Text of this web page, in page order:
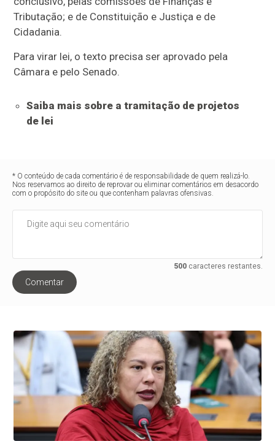
Tributação; e de Constituição e Justiça e de
Cidadania.
Para virar lei, o texto precisa ser aprovado pela
Câmara e pelo Senado.
Saiba mais sobre a tramitação de projetos
de lei
* O conteúdo de cada comentário é de responsabilidade de quem realizá-lo.
Nos reservamos ao direito de reprovar ou eliminar comentários em desacordo
com o propósito do site ou que contenham palavras ofensivas.
500caracteres restantes.
Comentar